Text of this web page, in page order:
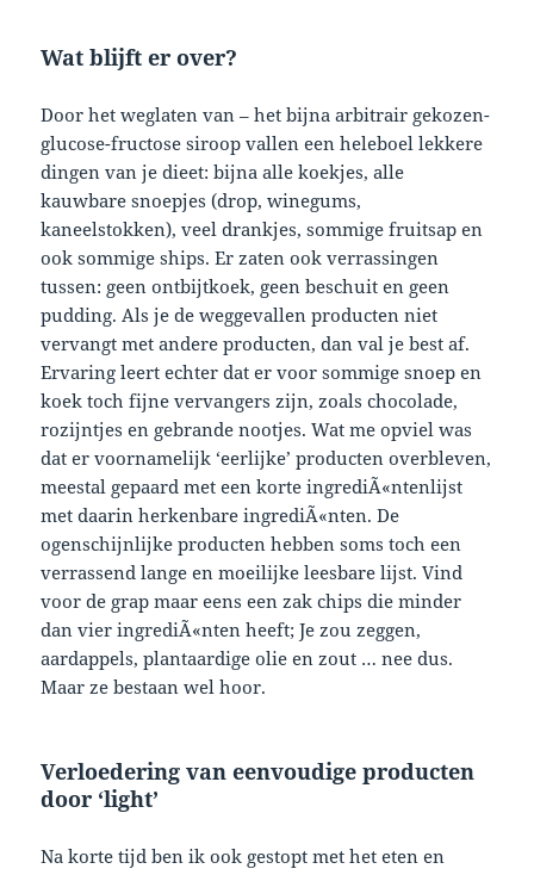
Wat blijft er over?
Door het weglaten van – het bijna arbitrair gekozen-
glucose-fructose siroop vallen een heleboel lekkere
dingen van je dieet: bijna alle koekjes, alle
kauwbare snoepjes (drop, winegums,
kaneelstokken), veel drankjes, sommige fruitsap en
ook sommige ships. Er zaten ook verrassingen
tussen: geen ontbijtkoek, geen beschuit en geen
pudding. Als je de weggevallen producten niet
vervangt met andere producten, dan val je best af.
Ervaring leert echter dat er voor sommige snoep en
koek toch fijne vervangers zijn, zoals chocolade,
rozijntjes en gebrande nootjes. Wat me opviel was
dat er voornamelijk ‘eerlijke’ producten overbleven,
meestal gepaard met een korte ingrediÃ«ntenlijst
met daarin herkenbare ingrediÃ«nten. De
ogenschijnlijke producten hebben soms toch een
verrassend lange en moeilijke leesbare lijst. Vind
voor de grap maar eens een zak chips die minder
dan vier ingrediÃ«nten heeft; Je zou zeggen,
aardappels, plantaardige olie en zout … nee dus.
Maar ze bestaan wel hoor.
Verloedering van eenvoudige producten
door ‘light’
Na korte tijd ben ik ook gestopt met het eten en